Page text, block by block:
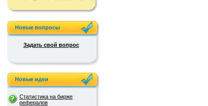
Новые вопросы
Задать свой вопрос
Новые идеи
Статистика на бирже
рефералов